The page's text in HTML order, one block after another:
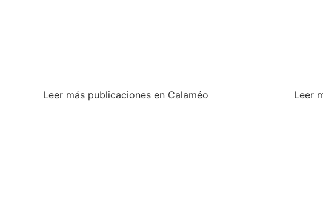
Leer más publicaciones en Calaméo Leer